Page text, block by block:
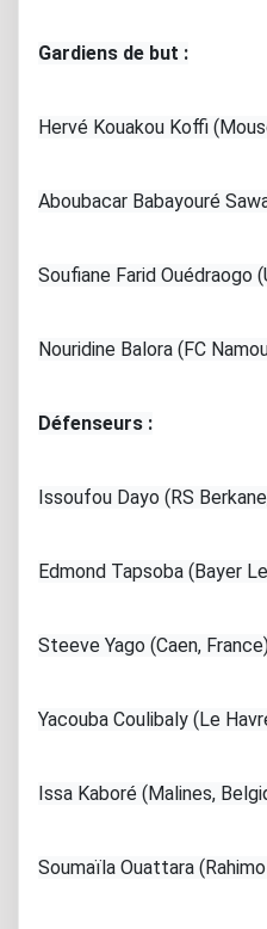
Gardiens de but :
Hervé Kouakou Koffi
Aboubacar Babayouré
Soufiane Farid Ouédraogo
Nouridine Balora (FC
Défenseurs :
Issoufou Dayo (RS
Edmond Tapsoba (Bayer
Steeve Yago (Caen,
Yacouba Coulibaly (Le
Issa Kaboré (Malines,
Soumaïla Ouattara